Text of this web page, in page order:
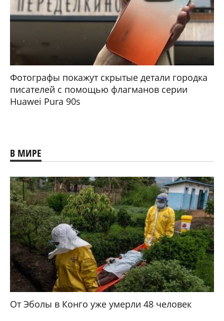
Фотографы покажут скрытые детали городка
писателей с помощью флагманов серии
Huawei Pura 90s
В МИРЕ
От Эболы в Конго уже умерли 48 человек